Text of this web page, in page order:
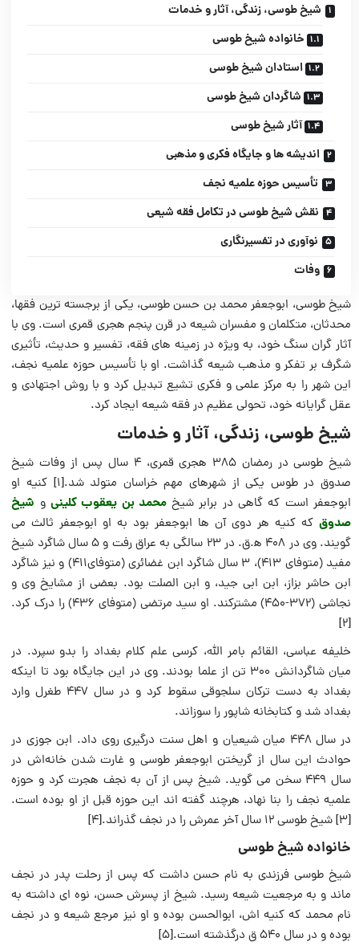
شیخ طوسی، زندگی، آثار و خدمات
خانواده شیخ طوسی
استادان شیخ طوسی
شاگردان شیخ طوسی
آثار شیخ طوسی
اندیشه ها و جایگاه فکری و مذهبی
تأسیس حوزه علمیه نجف
نقش شیخ طوسی در تکامل فقه شیعی
نوآوری در تفسیرنگاری
وفات
شیخ طوسی، ابوجعفر محمد بن حسن طوسی، یکی از برجسته ترین فقها،
محدثان، متکلمان و مفسران شیعه در قرن پنجم هجری قمری است. وی با
آثار گران سنگ خود، به ویژه در زمینه های فقه، تفسیر و حدیث، تأثیری
شگرف بر تفکر و مذهب شیعه گذاشت. او با تأسیس حوزه علمیه نجف،
این شهر را به مرکز علمی و فکری تشیع تبدیل کرد و با روش اجتهادی و
عقل گرایانه خود، تحولی عظیم در فقه شیعه ایجاد کرد.
شیخ طوسی، زندگی، آثار و خدمات
شیخ طوسی در رمضان ۳۸۵ هجری قمری، ۴ سال پس از وفات شیخ
صدوق در طوس یکی از شهرهای مهم خراسان متولد شد.[1] کنیه او
ابوجعفر است که گاهی در برابر شیخمحمد بن یعقوب کلینی و شیخ
صدوق که کنیه هر دوی آن ها ابوجعفر بود به او ابوجعفر ثالث می
گویند. وی در ۴۰۸ ه‍.ق. در ۲۳ سالگی به عراق رفت و ۵ سال شاگرد شیخ
مفید (متوفای ۴۱۳)، ۳ سال شاگرد ابن غضائری (متوفای۴۱۱) و نیز شاگرد
ابن حاشر بزاز، ابن ابی جید، و ابن الصلت بود. بعضی از مشایخ وی و
نجاشی (۳۷۲-۴۵۰) مشترکند. او سید مرتضی (متوفای ۴۳۶) را درک کرد.
[2]
خلیفه عباسی، القائم بامر الله، کرسی علم کلام بغداد را بدو سپرد. در
میان شاگردانش ۳۰۰ تن از علما بودند. وی در این جایگاه بود تا اینکه
بغداد به دست ترکان سلجوقی سقوط کرد و در سال ۴۴۷ طغرل وارد
بغداد شد و کتابخانه شاپور را سوزاند.
در سال ۴۴۸ میان شیعیان و اهل سنت درگیری روی داد. ابن جوزی در
حوادث این سال از گریختن ابوجعفر طوسی و غارت شدن خانه‌اش در
سال ۴۴۹ سخن می گوید. شیخ پس از آن به نجف هجرت کرد و حوزه
علمیه نجف را بنا نهاد، هرچند گفته اند این حوزه قبل از او بوده است.
[3] شیخ طوسی ۱۲ سال آخر عمرش را در نجف گذراند.[4]
خانواده شیخ طوسی
شیخ طوسی فرزندی به نام حسن داشت که پس از رحلت پدر در نجف
ماند و به مرجعیت شیعه رسید. شیخ از پسرش حسن، نوه ای داشته به
نام محمد که کنیه اش، ابوالحسن بوده و او نیز مرجع شیعه و در نجف
بوده و در سال ۵۴۰ ق درگذشته است.[5]